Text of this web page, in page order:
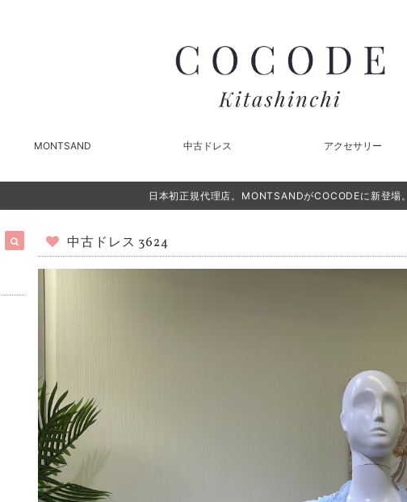
MONTSAND 中古ドレス アクセサリー
日本初正規代理店。MONTSANDがCOCODEに新登場。
中古ドレス 3624